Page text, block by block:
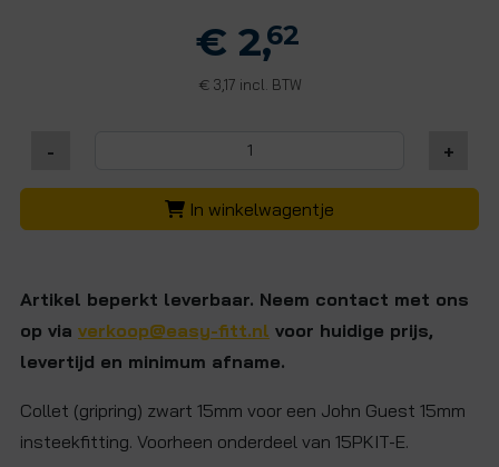
€ 2,62
€3,17 incl. BTW
- +
In winkelwagentje
Artikel beperkt leverbaar. Neem contact met ons
op via verkoop@easy-fitt.nl voor huidige prijs,
levertijd en minimum afname.
Collet (gripring) zwart 15mm voor een John Guest 15mm
insteekfitting. Voorheen onderdeel van 15PKIT-E.